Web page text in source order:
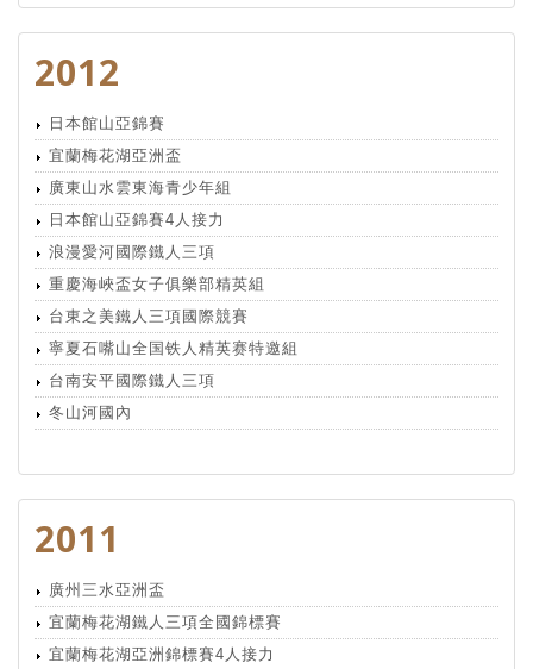
2012
日本館山亞錦賽
宜蘭梅花湖亞洲盃
廣東山水雲東海青少年組
日本館山亞錦賽4人接力
浪漫愛河國際鐵人三項
重慶海峽盃女子俱樂部精英組
台東之美鐵人三項國際競賽
寧夏石嘴山全国铁人精英赛特邀組
台南安平國際鐵人三項
冬山河國內
2011
廣州三水亞洲盃
宜蘭梅花湖鐵人三項全國錦標賽
宜蘭梅花湖亞洲錦標賽4人接力